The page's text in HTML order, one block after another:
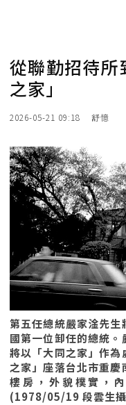
從聯勤招待所
之家」
2026-05-21 09:18 舒憶
第五任總統嚴家淦先
國第一位卸任的總統。
將以「大同之家」作為
之家」座落台北市重
樓房，外貌樸實，
(1978/05/19 段雲生